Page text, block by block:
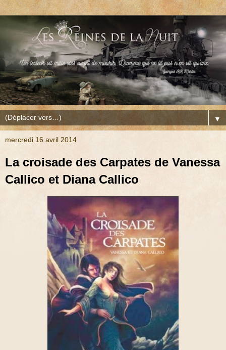
▼
mercredi 16 avril 2014
La croisade des Carpates de Vanessa
Callico et Diana Callico